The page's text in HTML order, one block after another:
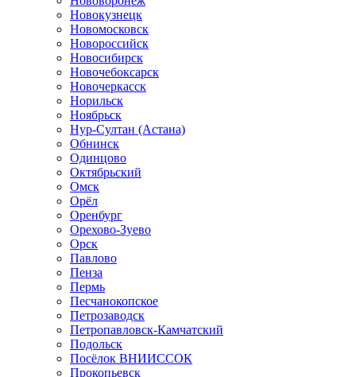
Новокузнецк
Новомосковск
Новороссийск
Новосибирск
Новочебоксарск
Новочеркасск
Норильск
Ноябрьск
Нур-Султан (Астана)
Обнинск
Одинцово
Октябрьский
Омск
Орёл
Оренбург
Орехово-Зуево
Орск
Павлово
Пенза
Пермь
Песчанокопское
Петрозаводск
Петропавловск-Камчатский
Подольск
Посёлок ВНИИССОК
Прокопьевск